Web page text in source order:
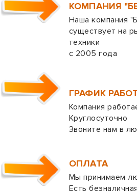
КОМПАНИЯ
Наша компания
существует на
техники
с 2005 года
ГРАФИК
Компания
Круглосуточно
Звоните нам в
ОПЛАТА
Мы принимаем
Есть